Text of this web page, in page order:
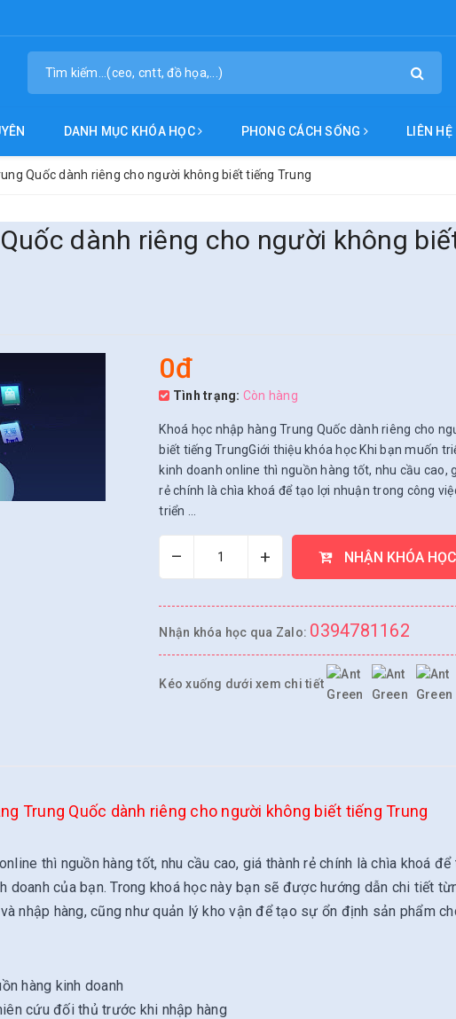
DANH MỤC KHÓA HỌC PHONG CÁCH SỐNG LIÊN HỆ
Quốc dành riêng cho người không biết tiếng Trung
dành riêng cho người không
0đ
Tình trạng: Còn hàng
Khoá học nhập hàng Trung Quốc dành riêng cho
biết tiếng TrungGiới thiệu khóa học Khi bạn muốn
kinh doanh online thì nguồn hàng tốt, nhu cầu cao,
rẻ chính là chìa khoá để tạo lợi nhuận trong công
triển ...
– + NHẬN KHÓA HỌC
Nhận khóa học qua Zalo: 0394781162
Kéo xuống dưới xem chi tiết
Trung Quốc dành riêng cho người không biết tiếng Trung
thì nguồn hàng tốt, nhu cầu cao, giá thành rẻ chính là chìa khoá
doanh của bạn. Trong khoá học này bạn sẽ được hướng dẫn chi tiết
nhập hàng, cũng như quản lý kho vận để tạo sự ổn định sản phẩm
hàng kinh doanh
cứu đối thủ trước khi nhập hàng